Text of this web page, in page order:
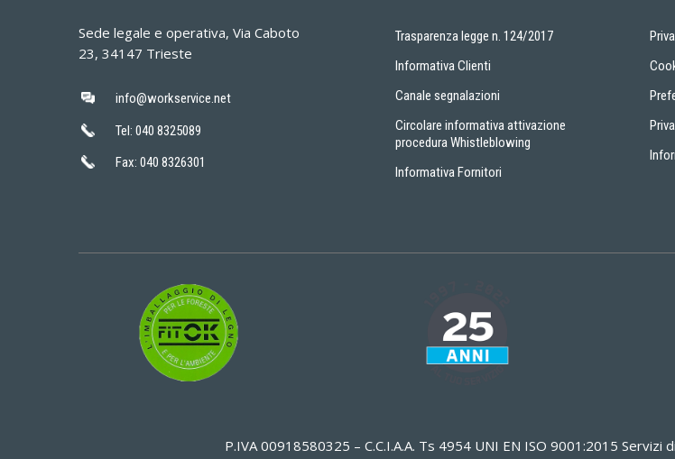
Sede legale e operativa, Via Caboto
23, 34147 Trieste
info@workservice.net
Tel: 040 8325089
Fax: 040 8326301
Trasparenza legge n. 124/2017
Informativa Clienti
Canale segnalazioni
Circolare informativa attivazione
procedura Whistleblowing
Informativa Fornitori
P.IVA 00918580325 – C.C.I.A.A. Ts 4954 UNI EN ISO 9001:2015